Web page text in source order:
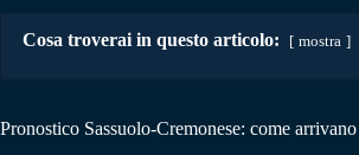
Cosa troverai in questo articolo: mostra
Pronostico Sassuolo-Cremonese: come